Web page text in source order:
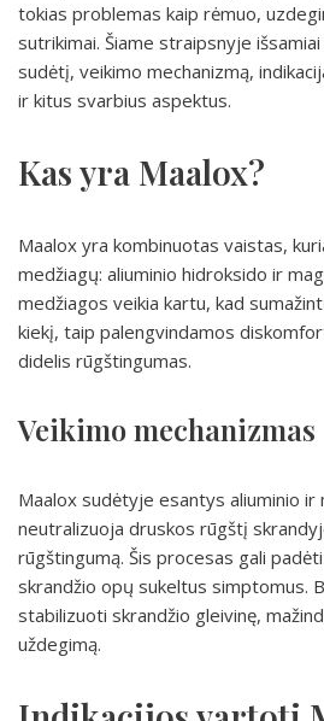
tokias problemas kaip rėmuo,
sutrikimai. Šiame straipsnyje
sudėtį, veikimo mechanizmą,
ir kitus svarbius aspektus.
Kas yra Maalox?
Maalox yra kombinuotas vaistas,
medžiagų: aliuminio hidroksido ir
medžiagos veikia kartu, kad
kiekį, taip palengvindamos
didelis rūgštingumas.
Veikimo mechanizmas
Maalox sudėtyje esantys aliuminio ir
neutralizuoja druskos rūgštį
rūgštingumą. Šis procesas gali
skrandžio opų sukeltus simptomus.
stabilizuoti skrandžio gleivinę,
uždegimą.